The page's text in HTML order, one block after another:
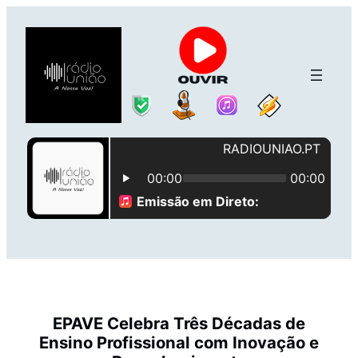
para
conteúdo
EPAVE Celebra Três Décadas de
Ensino Profissional com Inovação e